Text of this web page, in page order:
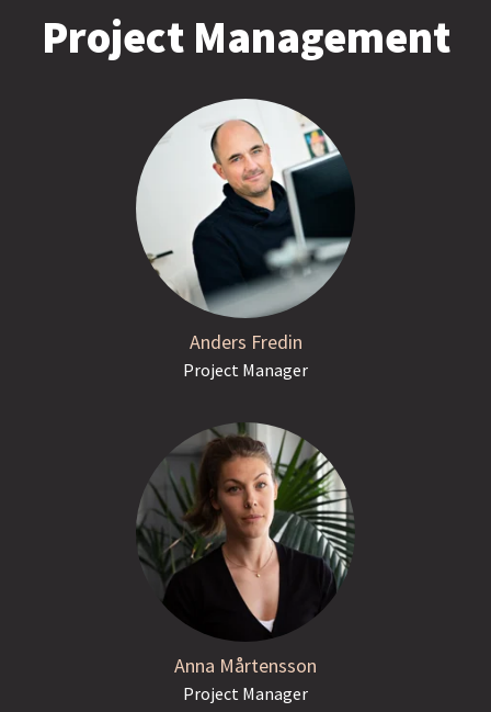
Project Management
Anders Fredin
Project Manager
Anna Mårtensson
Project Manager